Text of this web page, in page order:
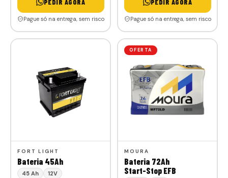
PEDIR AGORA
Pague só na entrega, sem risco
PEDIR AGORA
Pague só na entrega, sem risco
FORT LIGHT
Bateria 45Ah
45 Ah
12V
OFERTA
MOURA
Bateria 72Ah
Start-Stop EFB